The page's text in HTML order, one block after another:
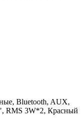
Bluetooth, AUX,
RMS 3W*2, Красный